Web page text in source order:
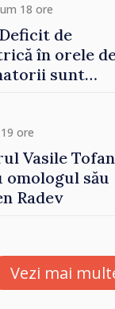
18 ore
de
în orele
sunt
ore
Vasile Tofan
său
Radev
Vezi mai